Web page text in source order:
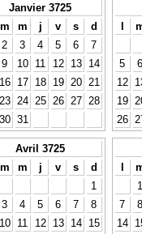
Janvier 3725
m m j v s
d
2 3 4 5 6
7
9 10 11 12 13
14
16 17 18 19 20
21
23 24 25 26 27
28
30 31
l
5
6
12
19
26
Avril 3725
m m j v s
d
1
3 4 5 6 7
8
10 11 12 13 14
15
l
1
7
8
14